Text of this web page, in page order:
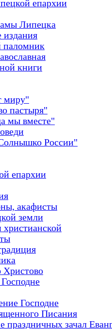
епархии
Липецка
издания
паломник
книги
миру"
пастыря"
мы вместе"
России"
епархии
акафисты
земли
Христово
Господне
Писания
праздничных зачал